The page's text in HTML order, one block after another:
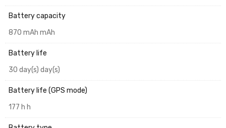
Battery capacity
870 mAh mAh
Battery life
30 day(s) day(s)
Battery life (GPS mode)
177 h h